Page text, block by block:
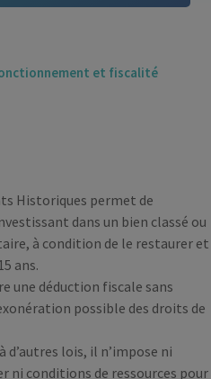
et fiscalité
Historiques permet de
dans un bien classé ou
à condition de le restaurer et
ans.
une déduction fiscale sans
possible des droits de
lois, il n’impose ni
ni conditions de ressources pour